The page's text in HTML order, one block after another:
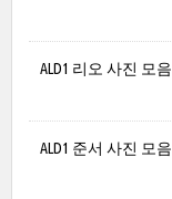
ALD1 리오 사진 모음
ALD1 준서 사진 모음